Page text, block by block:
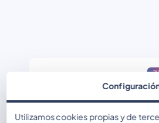
Nombre de usuario o
Utilizamos cookies propias y de